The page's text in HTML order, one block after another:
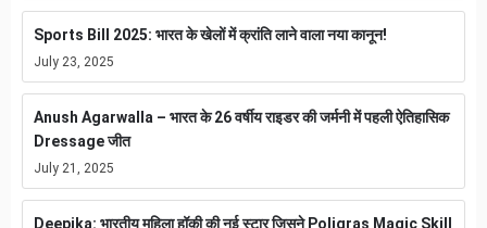
Sports Bill 2025: भारत के खेलों में क्रांति लाने वाला नया कानून!
July 23, 2025
Anush Agarwalla – भारत के 26 वर्षीय राइडर की जर्मनी में पहली ऐतिहासिक
Dressage जीत
July 21, 2025
Deepika: भारतीय महिला हॉकी की नई स्टार जिसने Poligras Magic Skill